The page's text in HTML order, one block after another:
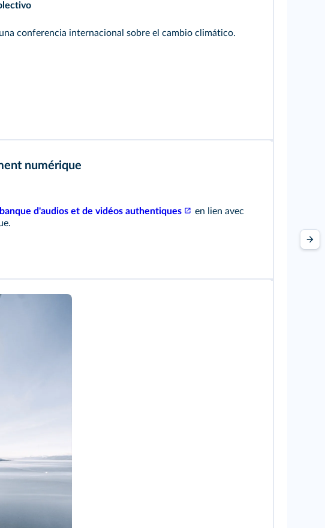
conferencia internacional sobre el cambio climático.
numérique
d'audios et de vidéos authentiques
en lien avec